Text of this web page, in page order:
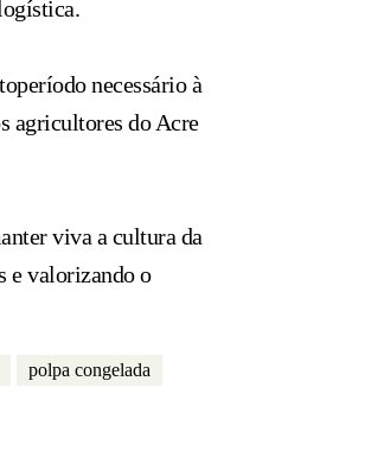
necessário à
agricultores do Acre
viva a cultura da
e valorizando o
polpa congelada